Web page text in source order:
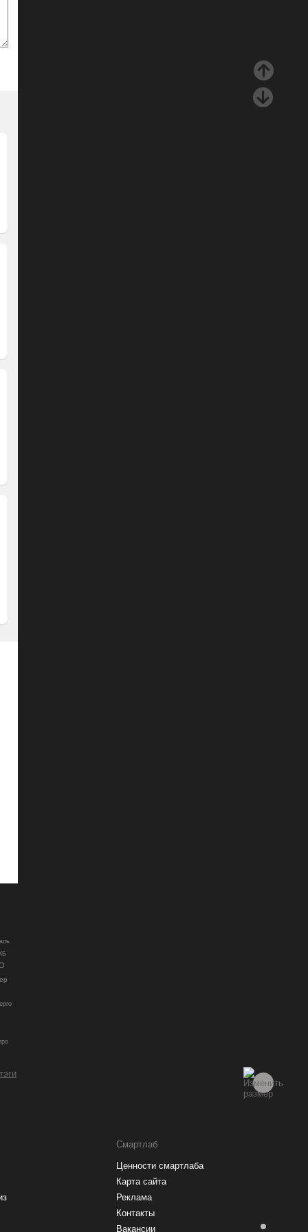
Смартлаб
Ценности смартлаба
Карта сайта
Реклама
Контакты
Вакансии